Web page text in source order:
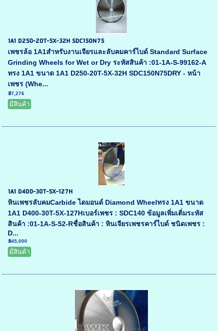
1A1 D250-20T-5X-32H SDC150N75
เพชรล้อ 1A1สำหรับงานเจียรและลับคมคาร์ไบด์ Standard Surface
Grinding Wheels for Wet or Dry ระหัสสินค้า :01-1A-S-99162-A
ทรง 1A1 ขนาด 1A1 D250-20T-5X-32H SDC150N75DRY - หน้า
เพชร (Whe...
฿7,276
มีสินค้า
1A1 D400-30T-5X-127H
หินเพชรลับคมCarbide ไดมอนด์ Diamond Wheelทรง 1A1 ขนาด
1A1 D400-30T-5X-127Hเบอร์เพชร : SDC140 ข้อมูลเพิ่มเติ่มระหัส
สินค้า :01-1A-S-52-Rชื่อสินค้า : หินเจียรเพชรคาร์ไบด์ ชนิดเพชร :
D...
฿45,000
มีสินค้า